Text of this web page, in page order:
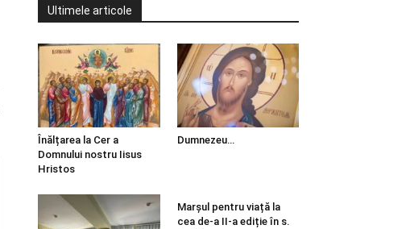
Ultimele articole
Înălțarea la Cer a
Domnului nostru Iisus
Hristos
Dumnezeu…
Marșul pentru viață la
cea de-a II-a ediție în s.